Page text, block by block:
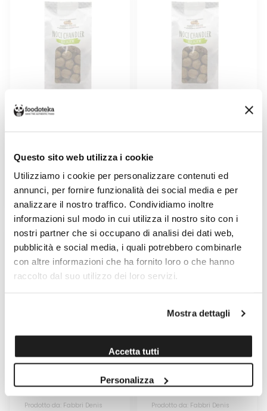
Questo sito web utilizza i cookie
Utilizziamo i cookie per personalizzare contenuti ed
annunci, per fornire funzionalità dei social media e per
analizzare il nostro traffico. Condividiamo inoltre
informazioni sul modo in cui utilizza il nostro sito con i
nostri partner che si occupano di analisi dei dati web,
pubblicità e social media, i quali potrebbero combinarle
con altre informazioni che ha fornito loro o che hanno
raccolto dal suo utilizzo dei loro servizi.
Mostra dettagli
Accetta tutti
Personalizza
Prodotto da: Fabbri Denis
13,48 €
Prodotto da: Fabbri Denis
16,87 €
NOCI BIOLOGICHE ITALIANE
>34MM 2,5KG
Venduto da: Fabbri Denis
Prodotto da: Fabbri Denis
NOCI BIOLOGICHE ITALIANE
>34MM 300GR
Venduto da: Fabbri Denis
Prodotto da: Fabbri Denis